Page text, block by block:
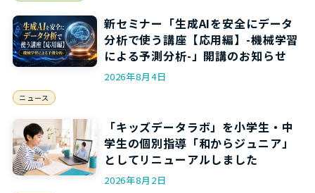
新セミナー「生成AIを安全にデータ
分析で使う講座【応用編】-機械学習
による予測分析-」開講のお知らせ
2026年8月4日
ニュース
「キッズデータラボ」を小学生・中
学生の個別指導「和からジュニア」
としてリニューアルしました
2026年8月2日